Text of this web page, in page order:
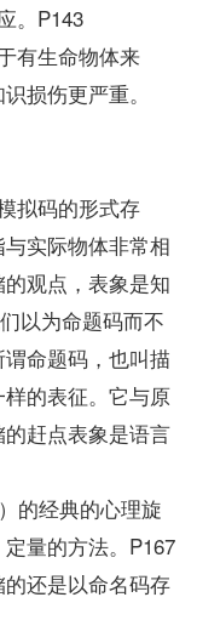
。P143
有生命物体来
损伤更严重。
拟码的形式存
实际物体非常相
观点，表象是知
以为命题码而不
命题码，也叫描
的表征。它与原
赶点表象是语言
经典的心理旋
量的方法。P167
还是以命名码存